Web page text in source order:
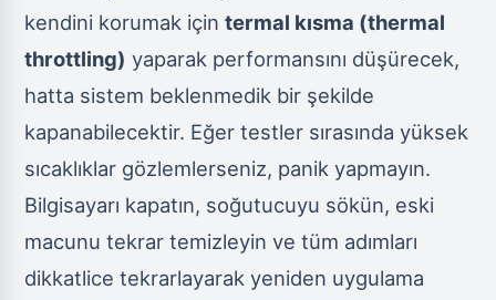
kendini korumak içintermal kısma (thermal
throttling) yaparak performansını düşürecek,
hatta sistem beklenmedik bir şekilde
kapanabilecektir. Eğer testler sırasında yüksek
sıcaklıklar gözlemlerseniz, panik yapmayın.
Bilgisayarı kapatın, soğutucuyu sökün, eski
macunu tekrar temizleyin ve tüm adımları
dikkatlice tekrarlayarak yeniden uygulama